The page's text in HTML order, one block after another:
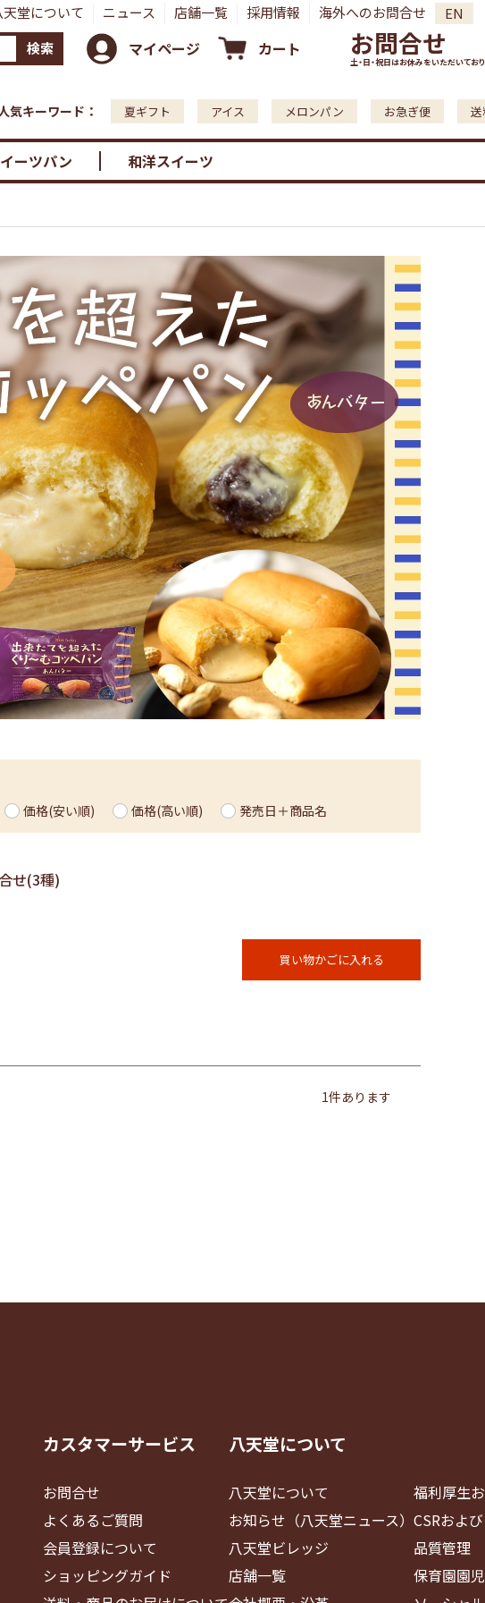
天堂について ニュース 店舗一覧 採用情報 海外へのお問合せ EN
検索 マイページ カート お問合せ
土・日・祝日はお休みをいただいており
人気キーワード： 夏ギフト アイス メロンパン お急ぎ便
ーツパン 和洋スイーツ
価格(安い順) 価格(高い順) 発売日＋商品名
せ(3種)
買い物かごに入れる
1件あります
カスタマーサービス
お問合せ
よくあるご質問
会員登録について
ショッピングガイド
八天堂について
八天堂について
お知らせ（八天堂ニュース）
八天堂ビレッジ
店舗一覧
福利厚生
CSRおよ
品質管理
保育園園